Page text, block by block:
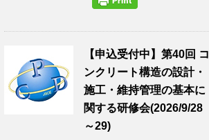
【申込受付中】第40回 コ
ンクリート構造の設計・
施工・維持管理の基本に
関する研修会(2026/9/28
～29)